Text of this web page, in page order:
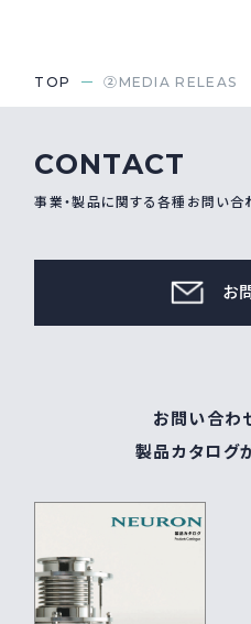
お
TOP ②MEDIA RELEAS
CONTACT
事業・製品に関する各種お問い合
お
お問い合わ
製品カタログ